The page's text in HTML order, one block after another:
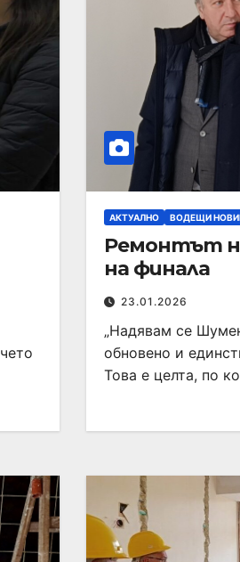
АКТУАЛНО ВОДЕЩИ
Ремонтът
на финала
23.01.2026
„Надявам се
обновено и
Това е целта, по